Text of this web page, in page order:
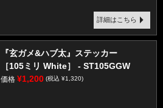
詳細はこちら
『玄ガメ&ハブ太』ステッカー
［105ミリ White］ - ST105GGW
価格 ¥1,200 (税込 ¥1,320)